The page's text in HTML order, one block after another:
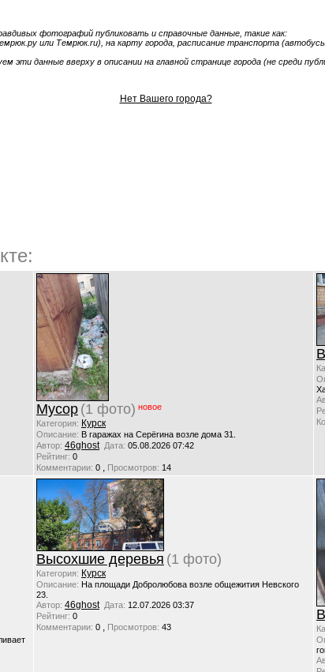
фотографий публиковать и справочные данные, такие как:
или Темрюк.ru), на карту города, расписание транспорта
эти данные вверху в описании на главной странице города (не среди
Нет Вашего города?
Мусор (1 фото) новое
Категория: Курск
Описание: В гаражах на Серёгина возле дома 31.
Автор: 46ghost Дата: 05.08.2026 07:42
Рейтинг: 0
Комментарии: 0 , Просмотров: 14
Высохшие деревья (1 фото)
Категория: Курск
Описание: На площади Добролюбова возле общежития Невского
23.
Автор: 46ghost Дата: 12.07.2026 03:37
Рейтинг: 0
Комментарии: 0 , Просмотров: 43